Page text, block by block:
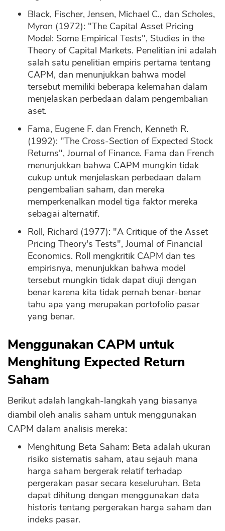
Black, Fischer, Jensen, Michael C., dan Scholes,
Myron (1972): "The Capital Asset Pricing
Model: Some Empirical Tests", Studies in the
Theory of Capital Markets. Penelitian ini adalah
salah satu penelitian empiris pertama tentang
CAPM, dan menunjukkan bahwa model
tersebut memiliki beberapa kelemahan dalam
menjelaskan perbedaan dalam pengembalian
aset.
Fama, Eugene F. dan French, Kenneth R.
(1992): "The Cross-Section of Expected Stock
Returns", Journal of Finance. Fama dan French
menunjukkan bahwa CAPM mungkin tidak
cukup untuk menjelaskan perbedaan dalam
pengembalian saham, dan mereka
memperkenalkan model tiga faktor mereka
sebagai alternatif.
Roll, Richard (1977): "A Critique of the Asset
Pricing Theory's Tests", Journal of Financial
Economics. Roll mengkritik CAPM dan tes
empirisnya, menunjukkan bahwa model
tersebut mungkin tidak dapat diuji dengan
benar karena kita tidak pernah benar-benar
tahu apa yang merupakan portofolio pasar
yang benar.
Menggunakan CAPM untuk
Menghitung Expected Return
Saham
Berikut adalah langkah-langkah yang biasanya
diambil oleh analis saham untuk menggunakan
CAPM dalam analisis mereka:
Menghitung Beta Saham: Beta adalah ukuran
risiko sistematis saham, atau sejauh mana
harga saham bergerak relatif terhadap
pergerakan pasar secara keseluruhan. Beta
dapat dihitung dengan menggunakan data
historis tentang pergerakan harga saham dan
indeks pasar.